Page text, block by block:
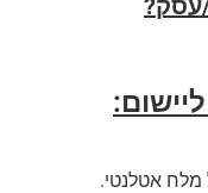
עסק?
מלח אטלנטי.